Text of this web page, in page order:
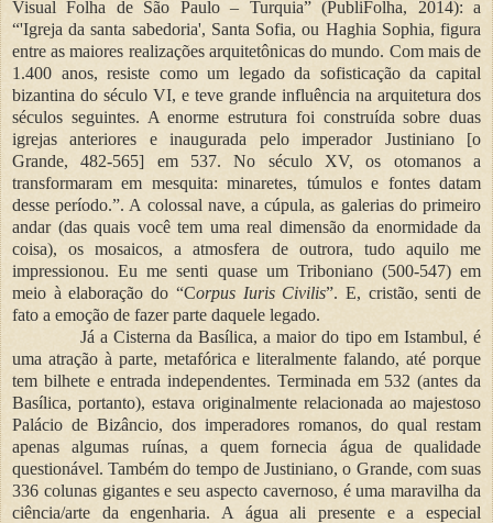
Visual Folha de São Paulo – Turquia” (PubliFolha, 2014): a
“'Igreja da santa sabedoria', Santa Sofia, ou Haghia Sophia, figura
entre as maiores realizações arquitetônicas do mundo. Com mais de
1.400 anos, resiste como um legado da sofisticação da capital
bizantina do século VI, e teve grande influência na arquitetura dos
séculos seguintes. A enorme estrutura foi construída sobre duas
igrejas anteriores e inaugurada pelo imperador Justiniano [o
Grande, 482-565] em 537. No século XV, os otomanos a
transformaram em mesquita: minaretes, túmulos e fontes datam
desse período.”. A colossal nave, a cúpula, as galerias do primeiro
andar (das quais você tem uma real dimensão da enormidade da
coisa), os mosaicos, a atmosfera de outrora, tudo aquilo me
impressionou. Eu me senti quase um Triboniano (500-547) em
meio à elaboração do “Corpus Iuris Civilis”. E, cristão, senti de
fato a emoção de fazer parte daquele legado.
Já a Cisterna da Basílica, a maior do tipo em Istambul, é
uma atração à parte, metafórica e literalmente falando, até porque
tem bilhete e entrada independentes. Terminada em 532 (antes da
Basílica, portanto), estava originalmente relacionada ao majestoso
Palácio de Bizâncio, dos imperadores romanos, do qual restam
apenas algumas ruínas, a quem fornecia água de qualidade
questionável. Também do tempo de Justiniano, o Grande, com suas
336 colunas gigantes e seu aspecto cavernoso, é uma maravilha da
ciência/arte da engenharia. A água ali presente e a especial